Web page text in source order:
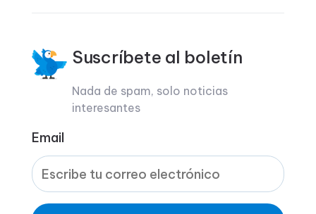
Suscríbete al boletín
Nada de spam, solo noticias
interesantes
Email